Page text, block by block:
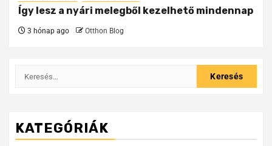
Így lesz a nyári melegből kezelhető mindennap
3 hónap ago Otthon Blog
KATEGÓRIÁK